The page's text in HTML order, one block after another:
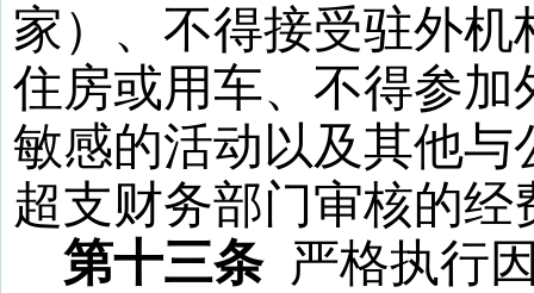
家）、不得接受驻外
住房或用车、不得参
敏感的活动以及其他
超支财务部门审核的经
第十三条 严格执行